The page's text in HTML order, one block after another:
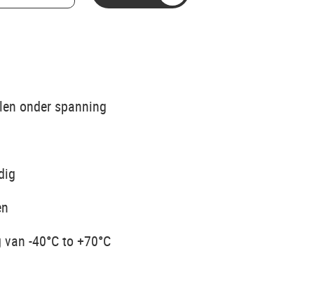
onder spanning
-40°C to +70°C